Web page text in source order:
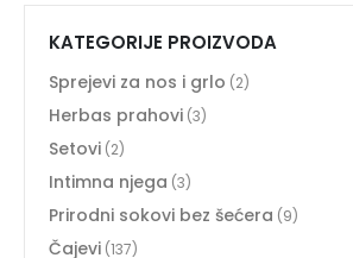
KATEGORIJE PROIZVODA
Sprejevi za nos i grlo (2)
Herbas prahovi (3)
Setovi (2)
Intimna njega (3)
Prirodni sokovi bez šećera (9)
Čajevi (137)